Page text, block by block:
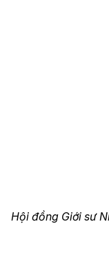
Hội đồng Giới sư